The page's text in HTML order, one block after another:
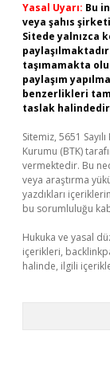
Yasal Uyarı: Bu
veya şahıs
Sitede yalnızca
taşımamakta
paylaşım
benzerlikleri
taslak
Sitemiz, 5651
Kurumu (BTK)
vermektedir. Bu
veya araştırma
yazdıkları
bu sorumluluğu
Hukuka ve yasal
içerikleri,
halinde, ilgili